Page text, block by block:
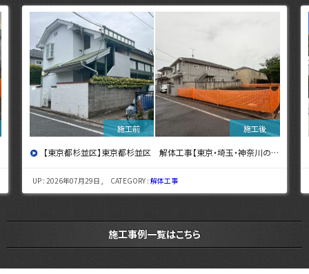
【東京都杉並区】東京都杉並区 解体工事【東京・埼玉・神奈川の解体工事なら東央建設へ】
UP : 2026年07月29日 , CATEGORY :解体工事
施工事例一覧はこちら